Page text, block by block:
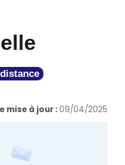
mise à jour :09/04/2025